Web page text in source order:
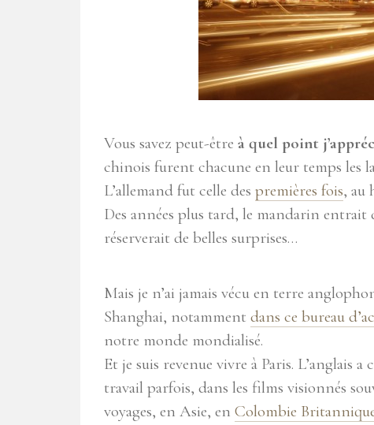
Vous savez peut-être à quel point
chinois furent chacune en leur temps les
L’allemand fut celle des premières fois, au
Des années plus tard, le mandarin
réserverait de belles surprises…
Mais je n’ai jamais vécu en terre
Shanghai, notamment dans ce bureau
notre monde mondialisé.
Et je suis revenue vivre à Paris. L’anglais
travail parfois, dans les films visionnés
voyages, en Asie, en Colombie